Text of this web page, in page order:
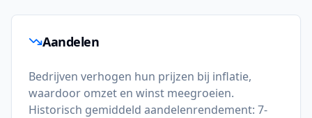
Aandelen
Bedrijven verhogen hun prijzen bij inflatie,
waardoor omzet en winst meegroeien.
Historisch gemiddeld aandelenrendement: 7-